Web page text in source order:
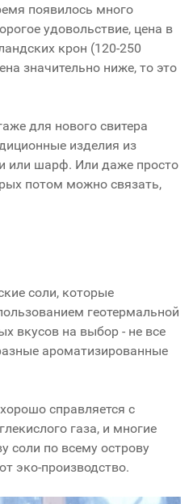
появилось много
удовольствие, цена в
крон (120-250
значительно ниже, то это
для нового свитера
изделия из
или шарф. Или даже просто
потом можно связать,
соли, которые
геотермальной
вкусов на выбор - не все
ароматизированные
справляется с
газа, и многие
соли по всему острову
эко-производство.